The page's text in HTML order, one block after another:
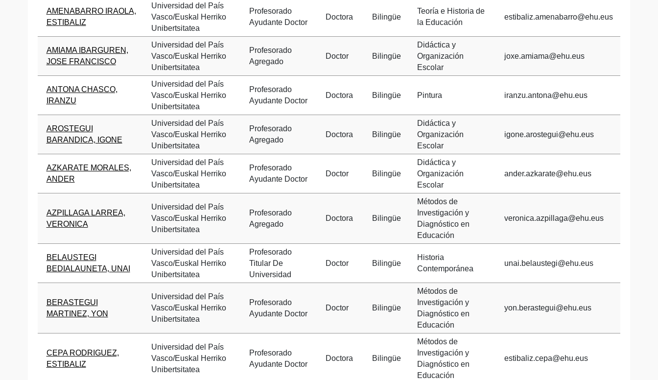
AMENABARRO IRAOLA,
ESTIBALIZ
Universidad del País
Vasco/Euskal Herriko
Unibertsitatea
Profesorado
Ayudante Doctor
Doctora Bilingüe
Teoría e Historia de
la Educación
estibaliz.amenabarro@ehu.eus
AMIAMA IBARGUREN,
JOSE FRANCISCO
Universidad del País
Vasco/Euskal Herriko
Unibertsitatea
Profesorado
Agregado
Doctor Bilingüe
Didáctica y
Organización
Escolar
joxe.amiama@ehu.eus
ANTONA CHASCO,
IRANZU
Universidad del País
Vasco/Euskal Herriko
Unibertsitatea
Profesorado
Ayudante Doctor
Doctora Bilingüe Pintura iranzu.antona@ehu.eus
AROSTEGUI
BARANDICA, IGONE
Universidad del País
Vasco/Euskal Herriko
Unibertsitatea
Profesorado
Agregado
Doctora Bilingüe
Didáctica y
Organización
Escolar
igone.arostegui@ehu.eus
AZKARATE MORALES,
ANDER
Universidad del País
Vasco/Euskal Herriko
Unibertsitatea
Profesorado
Ayudante Doctor
Doctor Bilingüe
Didáctica y
Organización
Escolar
ander.azkarate@ehu.eus
AZPILLAGA LARREA,
VERONICA
Universidad del País
Vasco/Euskal Herriko
Unibertsitatea
Profesorado
Agregado
Doctora Bilingüe
Métodos de
Investigación y
Diagnóstico en
Educación
veronica.azpillaga@ehu.eus
BELAUSTEGI
BEDIALAUNETA, UNAI
Universidad del País
Vasco/Euskal Herriko
Unibertsitatea
Profesorado
Titular De
Universidad
Doctor Bilingüe
Historia
Contemporánea
unai.belaustegi@ehu.eus
BERASTEGUI
MARTINEZ, YON
Universidad del País
Vasco/Euskal Herriko
Unibertsitatea
Profesorado
Ayudante Doctor
Doctor Bilingüe
Métodos de
Investigación y
Diagnóstico en
Educación
yon.berastegui@ehu.eus
CEPA RODRIGUEZ,
ESTIBALIZ
Universidad del País
Vasco/Euskal Herriko
Unibertsitatea
Profesorado
Ayudante Doctor
Doctora Bilingüe
Métodos de
Investigación y
Diagnóstico en
Educación
estibaliz.cepa@ehu.eus